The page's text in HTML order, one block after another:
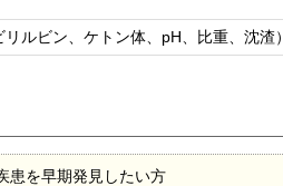
ルビン、ケトン体、pH、比重、沈渣
患を早期発見したい方